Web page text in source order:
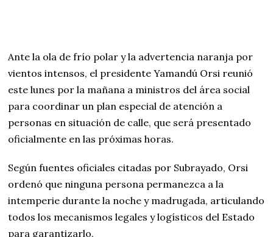
Ante la ola de frío polar y la advertencia naranja por
vientos intensos, el presidente Yamandú Orsi reunió
este lunes por la mañana a ministros del área social
para coordinar un plan especial de atención a
personas en situación de calle, que será presentado
oficialmente en las próximas horas.
Según fuentes oficiales citadas por Subrayado, Orsi
ordenó que ninguna persona permanezca a la
intemperie durante la noche y madrugada, articulando
todos los mecanismos legales y logísticos del Estado
para garantizarlo.